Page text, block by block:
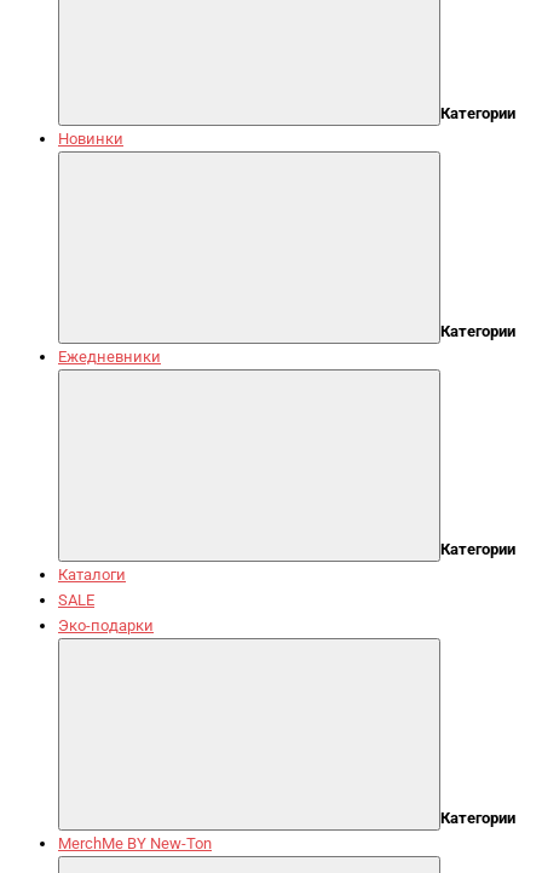
Категории
Новинки
Категории
Ежедневники
Категории
Каталоги
SALE
Эко-подарки
Категории
MerchMe BY New-Ton